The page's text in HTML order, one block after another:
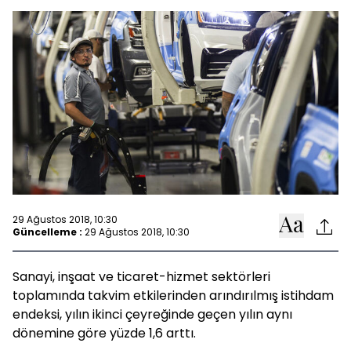
29 Ağustos 2018, 10:30
Güncelleme : 29 Ağustos 2018, 10:30
Sanayi, inşaat ve ticaret-hizmet sektörleri
toplamında takvim etkilerinden arındırılmış istihdam
endeksi, yılın ikinci çeyreğinde geçen yılın aynı
dönemine göre yüzde 1,6 arttı.